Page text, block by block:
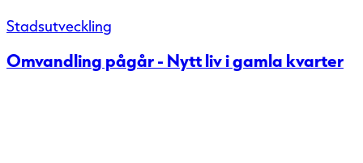
Stadsutveckling
Omvandling pågår - Nytt liv i gamla kvarter